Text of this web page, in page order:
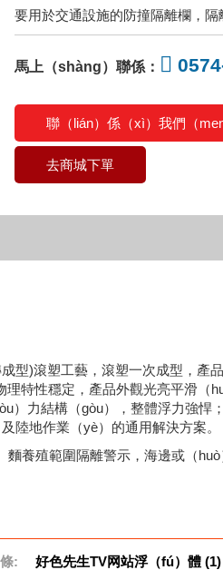
要用於交通設施的防撞隔離欄，隔
馬上（shàng）聯係：
聯（lián）係（xì）我們（men
去商城下單
型)滾塑工藝，滾塑一次成型，產
特性穩定，產品外觀光亮平滑（
）力結構（gòu），整體浮力強悍
陸地作業（yè）的通用解決方案。
養殖範圍隔離警示，海邊或（
: 好色先生TV网站浮（fú）體 (1)